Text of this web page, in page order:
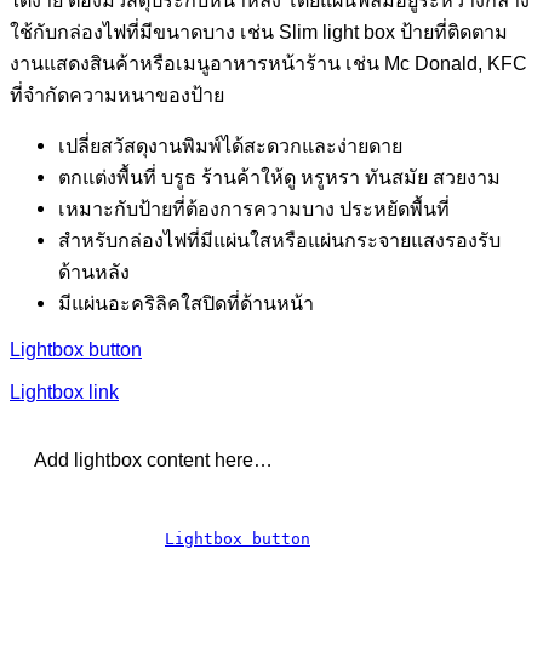
ใช้กับกล่องไฟที่มีขนาดบาง เช่น Slim light box ป้ายที่ติดตาม
งานแสดงสินค้าหรือเมนูอาหารหน้าร้าน เช่น Mc Donald, KFC
ที่จำกัดความหนาของป้าย
เปลี่ยสวัสดุงานพิมพ์ได้สะดวกและง่ายดาย
ตกแต่งพื้นที่ บรูธ ร้านค้าให้ดู หรูหรา ทันสมัย สวยงาม
เหมาะกับป้ายที่ต้องการความบาง ประหยัดพื้นที่
สำหรับกล่องไฟที่มีแผ่นใสหรือแผ่นกระจายแสงรองรับ
ด้านหลัง
มีแผ่นอะคริลิคใสปิดที่ด้านหน้า
Lightbox button
Lightbox link
Add lightbox content here…
Lightbox button